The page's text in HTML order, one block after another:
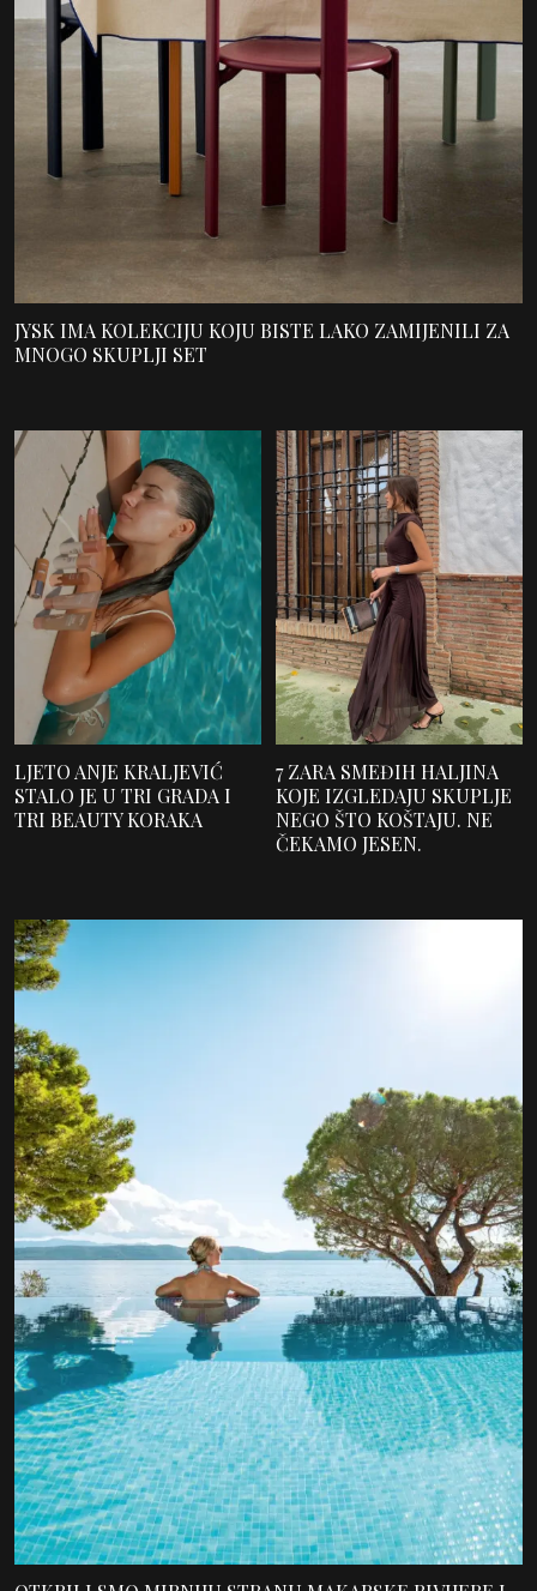
JYSK IMA KOLEKCIJU KOJU BISTE LAKO ZAMIJENILI ZA
MNOGO SKUPLJI SET
LJETO ANJE KRALJEVIĆ
STALO JE U TRI GRADA I
TRI BEAUTY KORAKA
7 ZARA SMEĐIH HALJINA
KOJE IZGLEDAJU SKUPLJE
NEGO ŠTO KOŠTAJU. NE
ČEKAMO JESEN.